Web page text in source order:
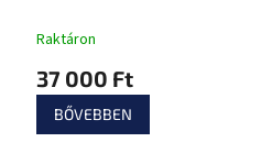
Raktáron
37 000 Ft
BŐVEBBEN